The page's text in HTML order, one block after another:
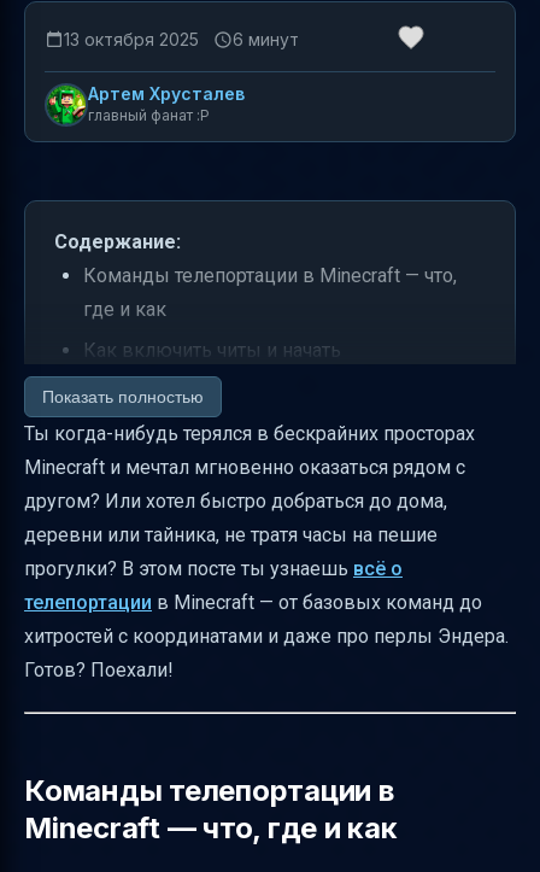
13 октября 2025 6 минут
Артем Хрусталев
главный фанат :P
Содержание:
Команды телепортации в Minecraft — что,
где и как
Как включить читы и начать
телепортироваться
Как открыть консоль и ввести команду
телепортации
Синтаксис команды /tp и её варианты
Как телепортироваться к игроку по нику
Как телепортироваться к координатам
Относительная телепортация с помощью
символа ~
Советы по быстрому вводу команд
Ограничения и риски на серверах
Показать полностью
Ты когда-нибудь терялся в бескрайних просторах
Minecraft и мечтал мгновенно оказаться рядом с
другом? Или хотел быстро добраться до дома,
деревни или тайника, не тратя часы на пешие
прогулки? В этом посте ты узнаешь всё о
телепортации в Minecraft — от базовых команд до
хитростей с координатами и даже про перлы Эндера.
Готов? Поехали!
Команды телепортации в
Minecraft — что, где и как